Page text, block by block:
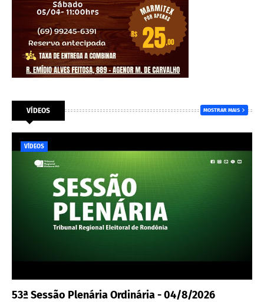
VÍDEOS MOSTRAR MAIS
VÍDEOS
53ª Sessão Plenária Ordinária - 04/8/2026